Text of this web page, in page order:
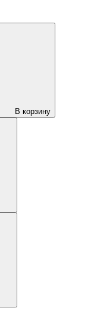
В корзину